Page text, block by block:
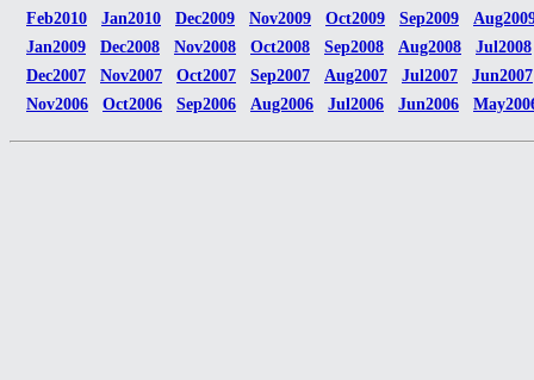
Feb2010
Jan2010 Dec2009 Nov2009 Oct2009 Sep2009
Jan2009
Dec2008 Nov2008 Oct2008 Sep2008 Aug2008
Jul2008
Dec2007
Nov2007 Oct2007 Sep2007 Aug2007 Jul2007
Jun2007
Nov2006
Oct2006 Sep2006 Aug2006 Jul2006 Jun2006